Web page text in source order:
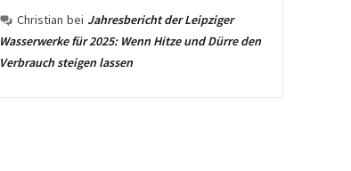
Christian bei Jahresbericht der Leipziger
Wasserwerke für 2025: Wenn Hitze und Dürre den
Verbrauch steigen lassen